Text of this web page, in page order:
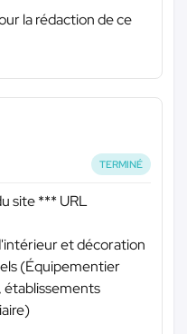
la rédaction de ce
TERMINÉ
site*** URL
et décoration
(Équipementier
établissements